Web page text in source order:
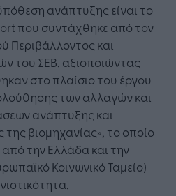
ανάπτυξης είναι το
που συντάχθηκε από τον
Περιβάλλοντος και
του ΣΕΒ, αξιοποιώντας
στο πλαίσιο του έργου
των αλλαγών και
ανάπτυξης και
βιομηχανίας», το οποίο
την Ελλάδα και την
Κοινωνικό Ταμείο)